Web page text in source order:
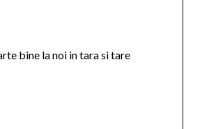
bine la noi in tara si tare